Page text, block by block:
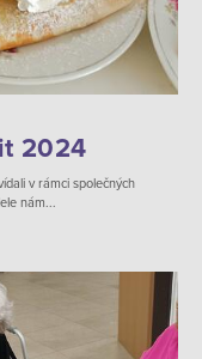
2024
v rámci společných
nám...